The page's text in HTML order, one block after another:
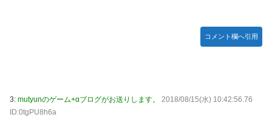
やるやらでっきーのクラス転移ダンジョンサバイバ
やる夫のダンジョン運営記180-おまけ31 埋めネタ「17話舞
コメント欄へ引用
3: mutyunのゲーム+αブログがお送りします。
2018/08/15(水) 10:42:56.76
ID:0tgPU8h6a